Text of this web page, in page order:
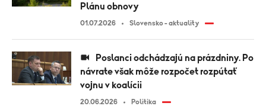
Plánu obnovy
01.07.2026 Slovensko - aktuality
návrate však môže rozpočet rozpútať
vojnu v koalícii
20.06.2026 Politika